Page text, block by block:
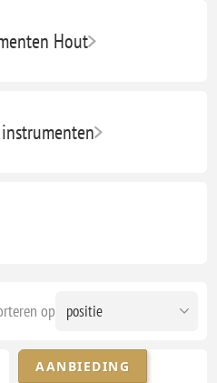
Hout
op
AANBIEDING